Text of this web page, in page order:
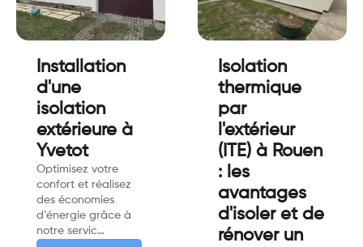
Installation
d'une
isolation
extérieure à
Yvetot
Optimisez votre
confort et réalisez
des économies
d’énergie grâce à
notre servic…
Isolation
thermique
par
l'extérieur
(ITE) à Rouen
: les
avantages
d'isoler et de
rénover un